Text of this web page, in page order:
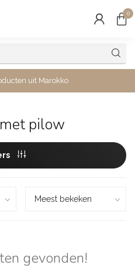
0
uit Marokko
pilow
gevonden!